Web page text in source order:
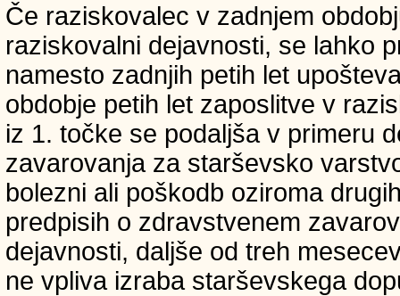
Če raziskovalec v zadnjem
raziskovalni dejavnosti, se lahko
namesto zadnjih petih let
obdobje petih let zaposlitve v
iz 1. točke se podaljša v primeru
zavarovanja za starševsko
bolezni ali poškodb oziroma
predpisih o zdravstvenem
dejavnosti, daljše od treh
ne vpliva izraba starševskega